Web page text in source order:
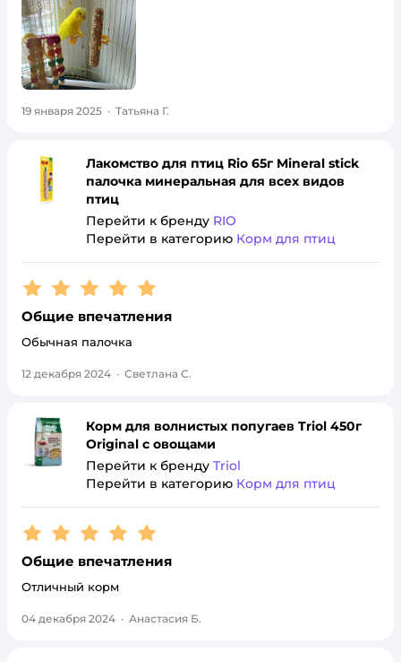
19 января 2025 · Татьяна Г.
Лакомство для птиц Rio 65г Mineral stick
палочка минеральная для всех видов
птиц
Перейти к бренду RIO
Перейти в категорию Корм для птиц
Рейтинг:5
Общие впечатления
Обычная палочка
12 декабря 2024 · Светлана С.
Корм для волнистых попугаев Triol 450г
Original с овощами
Перейти к бренду Triol
Перейти в категорию Корм для птиц
Рейтинг:5
Общие впечатления
Отличный корм
04 декабря 2024 · Анастасия Б.